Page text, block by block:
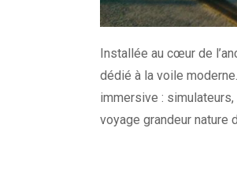
Installée au cœur de
dédié à la voile
immersive :
voyage grandeur nature